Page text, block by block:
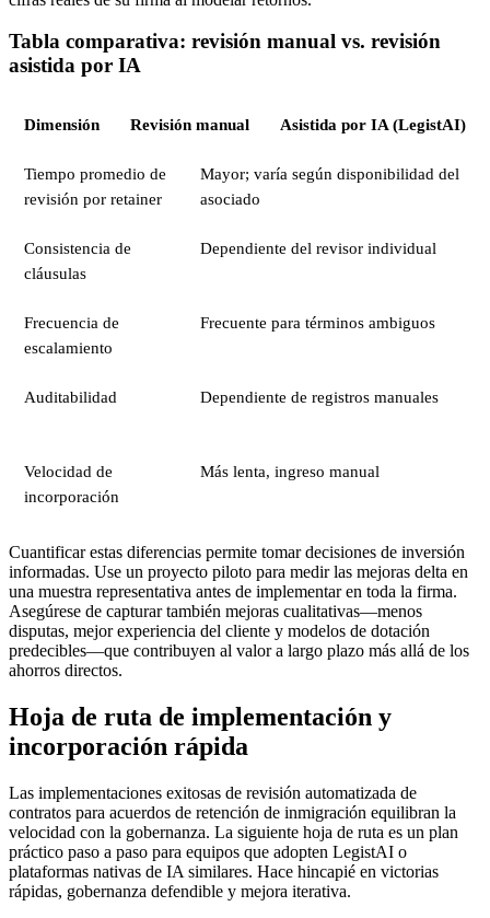
Tabla comparativa: revisión manual vs. revisión
asistida por IA
Dimensión Revisión manual Asistida por IA (LegistAI)
Tiempo promedio de
revisión por retainer
Mayor; varía según disponibilidad del
asociado
Consistencia de
cláusulas
Dependiente del revisor individual
Frecuencia de
escalamiento
Frecuente para términos ambiguos
Auditabilidad Dependiente de registros manuales
Velocidad de
incorporación
Más lenta, ingreso manual
Cuantificar estas diferencias permite tomar decisiones de inversión
informadas. Use un proyecto piloto para medir las mejoras delta en
una muestra representativa antes de implementar en toda la firma.
Asegúrese de capturar también mejoras cualitativas—menos
disputas, mejor experiencia del cliente y modelos de dotación
predecibles—que contribuyen al valor a largo plazo más allá de los
ahorros directos.
Hoja de ruta de implementación y
incorporación rápida
Las implementaciones exitosas de revisión automatizada de
contratos para acuerdos de retención de inmigración equilibran la
velocidad con la gobernanza. La siguiente hoja de ruta es un plan
práctico paso a paso para equipos que adopten LegistAI o
plataformas nativas de IA similares. Hace hincapié en victorias
rápidas, gobernanza defendible y mejora iterativa.